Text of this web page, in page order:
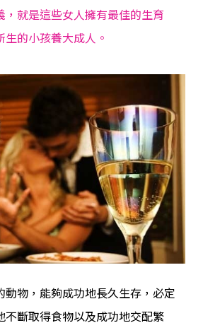
，就是這些女人擁有最佳的生育
生的小孩養大成人。
動物，能夠成功地長久生存，必定
不斷取得食物以及成功地交配繁